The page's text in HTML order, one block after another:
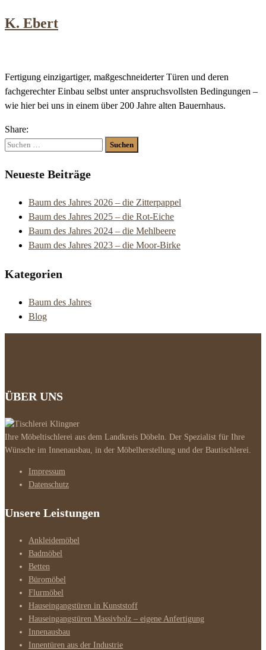
K. Ebert
Fertigung einzigartiger, maßgeschneiderter Türen und deren
fachgerechter Einbau selbst unter anspruchsvollsten Bedingungen –
wie hier bei uns in einem über 200 Jahre alten Bauernhaus.
Share:
Suchen
Neueste Beiträge
Baum des Jahres 2026 – die Zitterpappel
Baum des Jahres 2025 – die Rot-Eiche
Baum des Jahres 2024 – die Mehlbeere
Baum des Jahres 2023 – die Moor-Birke
Kategorien
Baum des Jahres
Blog
ÜBER UNS
Ihre Möbeltischlerei aus dem Landkreis Döbeln. Der Spezialist für Ihre
Wünsche im Innenausbau, in der Möbelherstellung und der Bautischlerei.
Impressum
Datenschutz
Unsere Leistungen
Ankleidemöbel
Badmöbel
Betten
Büromöbel
Flurmöbel
Hauseingangstüren in Kunststoff
Hauseingangstüren Massivholz – eigene Anfertigung
Innenausbau
Innentüren aus der Industrie